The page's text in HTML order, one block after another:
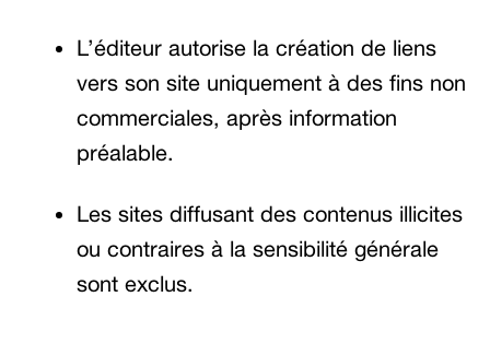
L’éditeur autorise la création de liens
vers son site uniquement à des fins non
commerciales, après information
préalable.
Les sites diffusant des contenus illicites
ou contraires à la sensibilité générale
sont exclus.